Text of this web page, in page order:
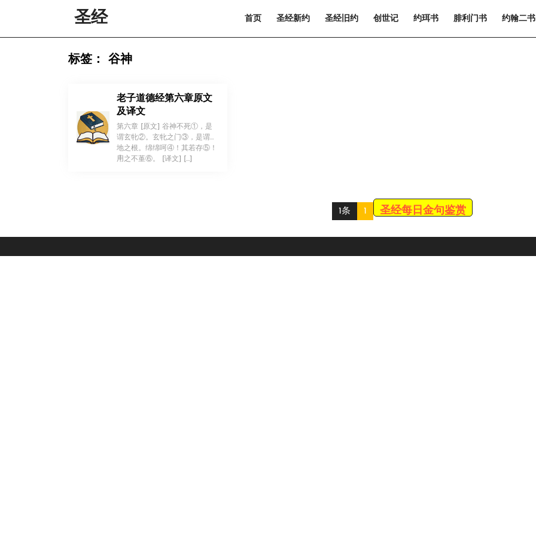
圣经 首页 圣经新约 圣经旧约 创世记 约珥书 腓利门书 约翰二书
标签： 谷神
老子道德经第六章原文
及译文
第六章 [原文] 谷神不死①，是
谓玄牝②。玄牝之门③，是谓天
地之根。绵绵呵④！其若存⑤！
用之不堇⑥。 [译文] […]
！
1条 1 圣经每日金句鉴赏